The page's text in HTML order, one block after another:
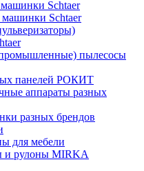
Schtaer
Schtaer
пылесосы
панелей РОКИТ
аппараты разных
разных брендов
для мебели
и рулоны MIRKA